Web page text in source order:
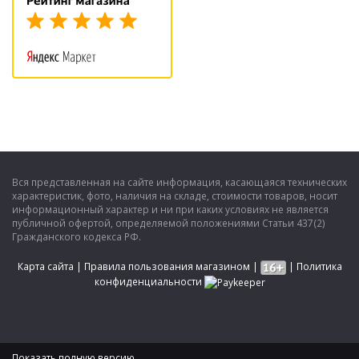
Вся представленная на сайте информация, касающаяся технических
характеристик, фото, наличия на складе, стоимости товаров, носит
информационный характер и ни при каких условиях не является
публичной офертой, определяемой положениями Статьи 437(2)
Гражданского кодекса РФ.
Карта сайта | Правила пользования магазином | | Политика
конфиденциальности